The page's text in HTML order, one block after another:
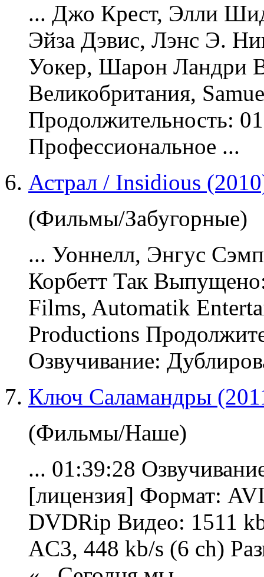
... Джо Крест, Элли
Эйза Дэвис, Лэнс Э.
Уокер, Шарон
Великобритания,
Продолжительность:
Профессиональное ...
Астрал / Insidious
(Фильмы/Забугорные)
... Уоннелл, Энгус
Корбетт Так
Films, Automatik
Productions
Озвучивание:
Ключ Саламандры
(Фильмы/Наше)
... 01:39:28
[лицензия] Формат:
DVDRip Видео: 1511
AC3, 448 kb/s (6 ch)